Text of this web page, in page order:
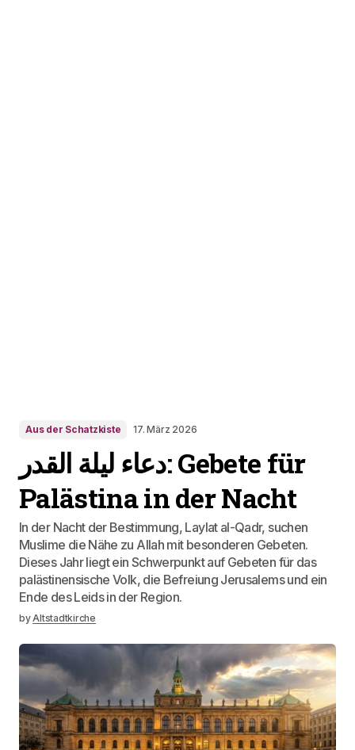
Aus der Schatzkiste 17. März 2026
دعاء ليلة القدر: Gebete für
Palästina in der Nacht
In der Nacht der Bestimmung, Laylat al-Qadr, suchen
Muslime die Nähe zu Allah mit besonderen Gebeten.
Dieses Jahr liegt ein Schwerpunkt auf Gebeten für das
palästinensische Volk, die Befreiung Jerusalems und ein
Ende des Leids in der Region.
byAltstadtkirche